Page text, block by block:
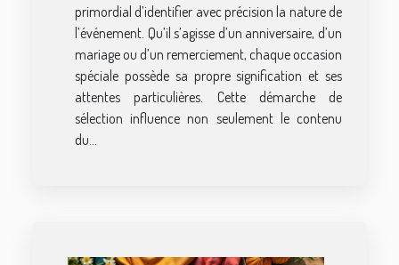
primordial d’identifier avec précision la nature de
l’événement. Qu’il s’agisse d’un anniversaire, d’un
mariage ou d’un remerciement, chaque occasion
spéciale possède sa propre signification et ses
attentes particulières. Cette démarche de
sélection influence non seulement le contenu
du...